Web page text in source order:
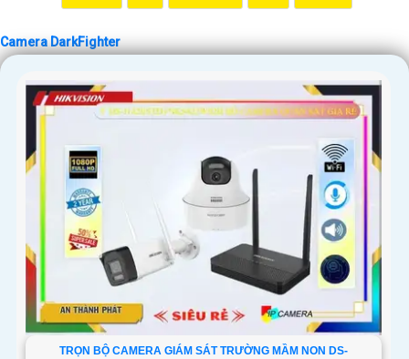
Camera DarkFighter
TRỌN BỘ CAMERA GIÁM SÁT TRƯỜNG MẦM NON DS-